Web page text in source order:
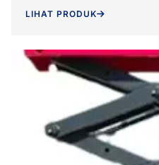
LIHAT PRODUK